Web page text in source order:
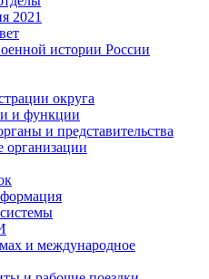
2021
истории России
округа
и функции
и представительства
организации
и международное